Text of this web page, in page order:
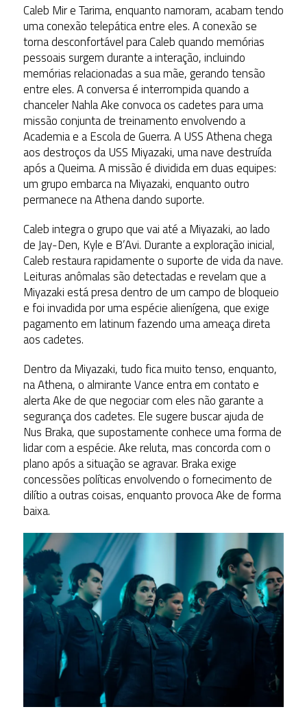
Caleb Mir e Tarima, enquanto namoram, acabam tendo
uma conexão telepática entre eles. A conexão se
torna desconfortável para Caleb quando memórias
pessoais surgem durante a interação, incluindo
memórias relacionadas a sua mãe, gerando tensão
entre eles. A conversa é interrompida quando a
chanceler Nahla Ake convoca os cadetes para uma
missão conjunta de treinamento envolvendo a
Academia e a Escola de Guerra. A USS Athena chega
aos destroços da USS Miyazaki, uma nave destruída
após a Queima. A missão é dividida em duas equipes:
um grupo embarca na Miyazaki, enquanto outro
permanece na Athena dando suporte.
Caleb integra o grupo que vai até a Miyazaki, ao lado
de Jay-Den, Kyle e B’Avi. Durante a exploração inicial,
Caleb restaura rapidamente o suporte de vida da nave.
Leituras anômalas são detectadas e revelam que a
Miyazaki está presa dentro de um campo de bloqueio
e foi invadida por uma espécie alienígena, que exige
pagamento em latinum fazendo uma ameaça direta
aos cadetes.
Dentro da Miyazaki, tudo fica muito tenso, enquanto,
na Athena, o almirante Vance entra em contato e
alerta Ake de que negociar com eles não garante a
segurança dos cadetes. Ele sugere buscar ajuda de
Nus Braka, que supostamente conhece uma forma de
lidar com a espécie. Ake reluta, mas concorda com o
plano após a situação se agravar. Braka exige
concessões políticas envolvendo o fornecimento de
dilítio a outras coisas, enquanto provoca Ake de forma
baixa.